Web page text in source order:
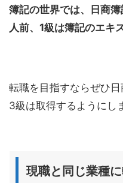
簿記の世界では、日商
人前、1級は簿記のエキ
転職を目指すならぜひ
3級は取得するようにし
現職と同じ業種